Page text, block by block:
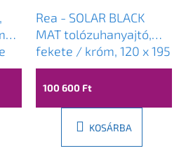
Rea - SOLAR BLACK
MAT tolózuhanyajtó,
fekete / króm, 120 x 195
cm, REA-K6312
100 600 Ft
KOSÁRBA